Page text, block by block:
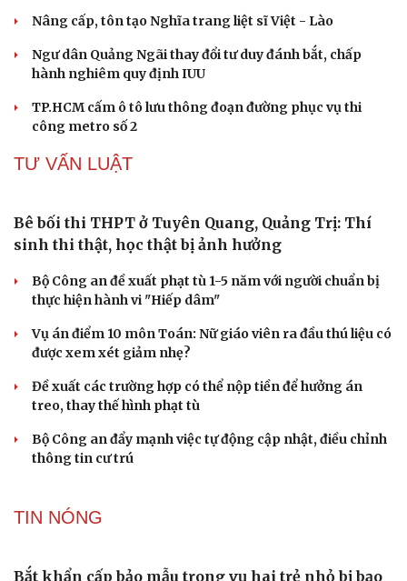
Du lịch
check-in
Cửa sổ tình yêu
Kể chuyện cho bé
Vị thuốc quý cực sẵn, bổ dưỡng chẳng kém nhân sâm, tổ
TIN 24H
Huế xây dựng đê ngầm, kè bảo vệ bãi biển Thuận
An
Hỗ trợ tâm lý cho bệnh nhân ung thư và người chăm sóc
Ngư dân Quảng Ngãi thay đổi tư duy đánh bắt, chấp
TP.HCM cấm ô tô lưu thông đoạn đường phục vụ thi
công metro số 2
TƯ VẤN LUẬT